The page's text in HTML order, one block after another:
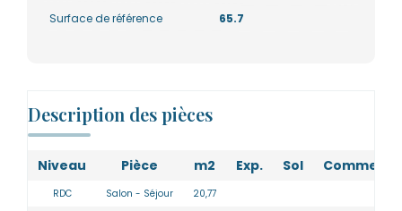
Surface de référence 65.7
Description des pièces
Niveau Pièce m2 Exp. Sol
RDC Salon - Séjour
20,77